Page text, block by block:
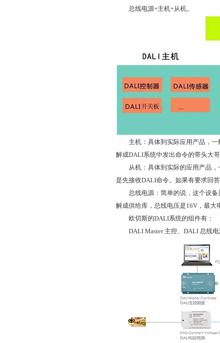
总线电源+主机+从机。
主机：具体到实际应用产品，一
解成DALI系统中发出命令的带头大
从机：具体到实际的应用产品，
是先接收DALI命令。如果有要求回
总线电源：简单的说，这个设备
解成供给库，总线电压是16V，最大
欧切斯的DALI系统的组件有：
DALI Master 主控、DALI 总线电